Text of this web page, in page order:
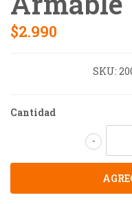
$2.990
SKU:
Cantidad
-